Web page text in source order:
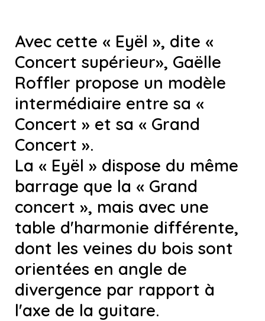
Avec cette « Eyël », dite «
Concert supérieur», Gaëlle
Roffler propose un modèle
intermédiaire entre sa «
Concert » et sa « Grand
Concert ».
La « Eyël » dispose du même
barrage que la « Grand
concert », mais avec une
table d'harmonie différente,
dont les veines du bois sont
orientées en angle de
divergence par rapport à
l'axe de la guitare.